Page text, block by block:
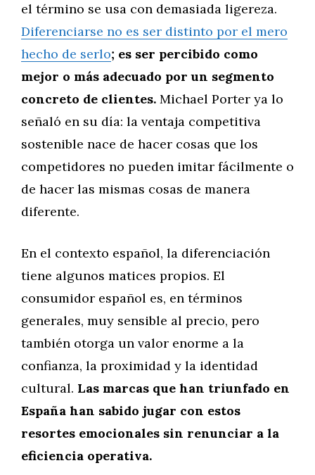
el término se usa con demasiada ligereza.
Diferenciarse no es ser distinto por el mero
hecho de serlo; es ser percibido como
mejor o más adecuado por un segmento
concreto de clientes. Michael Porter ya lo
señaló en su día: la ventaja competitiva
sostenible nace de hacer cosas que los
competidores no pueden imitar fácilmente o
de hacer las mismas cosas de manera
diferente.
En el contexto español, la diferenciación
tiene algunos matices propios. El
consumidor español es, en términos
generales, muy sensible al precio, pero
también otorga un valor enorme a la
confianza, la proximidad y la identidad
cultural. Las marcas que han triunfado en
España han sabido jugar con estos
resortes emocionales sin renunciar a la
eficiencia operativa.